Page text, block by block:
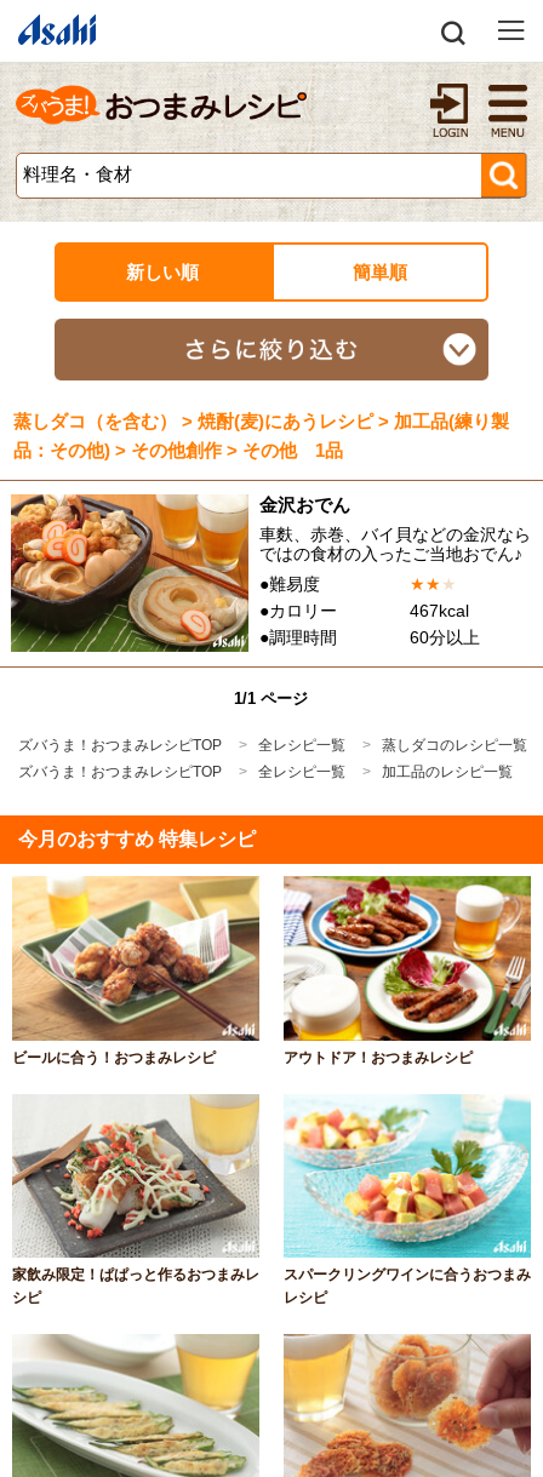
新しい順 簡単順
蒸しダコ（を含む） > 焼酎(麦)にあうレシピ > 加工品(練り製
品：その他) > その他創作 > その他 1品
金沢おでん
車麩、赤巻、バイ貝などの金沢なら
ではの食材の入ったご当地おでん♪
●難易度
★★★
●カロリー
467kcal
●調理時間
60分以上
1/1 ページ
ズバうま！おつまみレシピTOP 全レシピ一覧
蒸しダコのレシピ一覧
ズバうま！おつまみレシピTOP
全レシピ一覧 加工品のレシピ一覧
今月のおすすめ 特集レシピ
ビールに合う！おつまみレシピ アウトドア！おつまみレシピ
家飲み限定！ぱぱっと作るおつまみレ
シピ
スパークリングワインに合うおつまみ
レシピ